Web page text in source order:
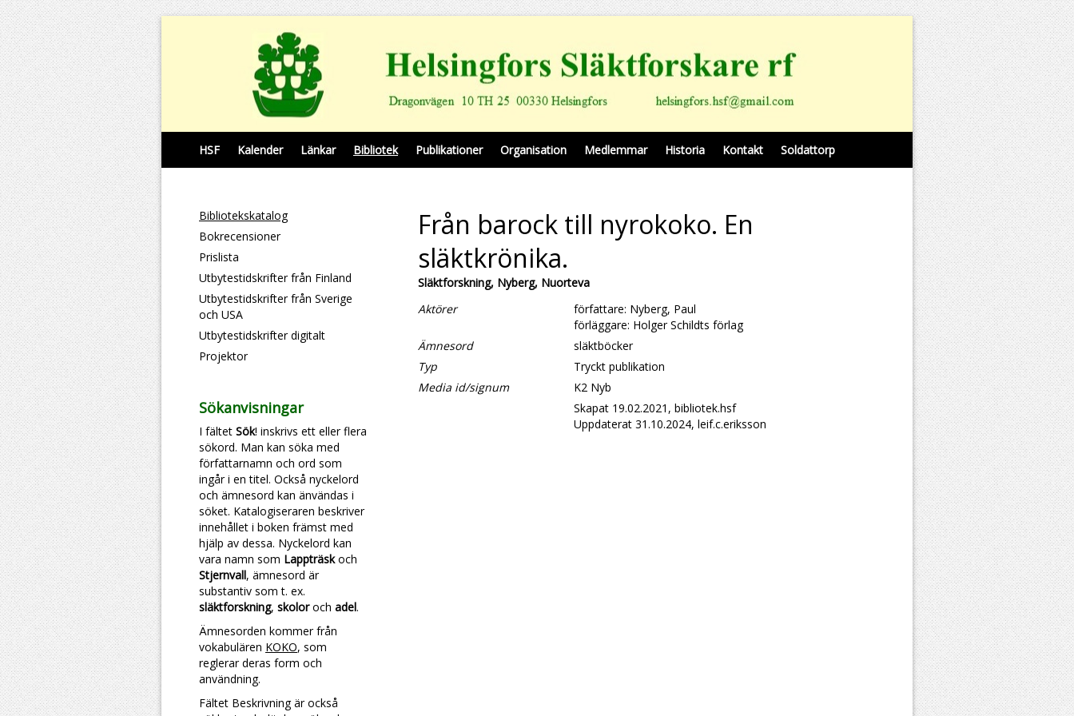
HSF Kalender Länkar Bibliotek Publikationer Organisation Medlemmar Historia Kontakt Soldattorp
Bibliotekskatalog
Bokrecensioner
Prislista
Utbytestidskrifter från Finland
Utbytestidskrifter från Sverige
och USA
Utbytestidskrifter digitalt
Projektor
Sökanvisningar
I fältet Sök! inskrivs ett eller flera
sökord. Man kan söka med
författarnamn och ord som
ingår i en titel. Också nyckelord
och ämnesord kan änvändas i
söket. Katalogiseraren beskriver
innehållet i boken främst med
hjälp av dessa. Nyckelord kan
vara namn som Lappträskoch
Stjernvall, ämnesord är
substantiv som t. ex.
släktforskning, skoloroch adel.
Ämnesorden kommer från
vokabulären KOKO, som
reglerar deras form och
användning.
Fältet Beskrivning är också
Från barock till nyrokoko. En
släktkrönika.
Släktforskning, Nyberg, Nuorteva
Aktörer
författare: Nyberg, Paul
förläggare: Holger Schildts förlag
Ämnesord
släktböcker
Typ
Tryckt publikation
Media id/signum
K2 Nyb
Skapat 19.02.2021, bibliotek.hsf
Uppdaterat 31.10.2024, leif.c.eriksson